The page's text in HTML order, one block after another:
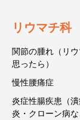
リウマチ科
関節の腫れ（リ
思ったら）
慢性腰痛症
炎症性腸疾患（
炎・クローン病な